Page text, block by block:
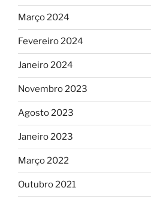
Março 2024
Fevereiro 2024
Janeiro 2024
Novembro 2023
Agosto 2023
Janeiro 2023
Março 2022
Outubro 2021